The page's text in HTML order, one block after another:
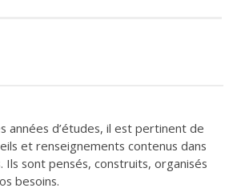
années d’études, il est pertinent de
et renseignements contenus dans
Ils sont pensés, construits, organisés
besoins.